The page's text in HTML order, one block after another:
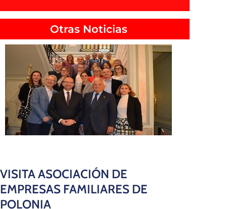
Otras Noticias
VISITA ASOCIACIÓN DE
EMPRESAS FAMILIARES DE
POLONIA